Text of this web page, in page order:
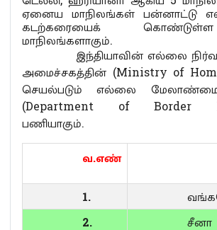
ஏனைய மாநிலங்கள் பன்னாட்டு
கடற்கரையைக்
மாநிலங்களாகும்.
இந்தியாவின் எல்லை
அமைச்சகத்தின் (Ministry of
செயல்படும் எல்லை
(Department of Border
பணியாகும்.
வ.எண்
1.
2.
சீனா